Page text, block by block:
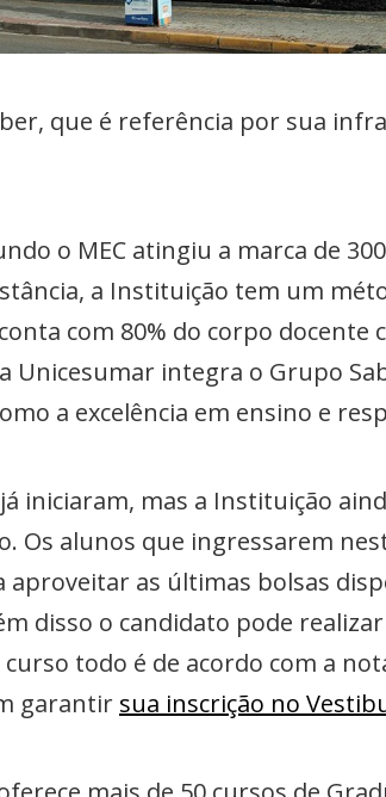
que é referência por sua
o MEC atingiu a marca de
a Instituição tem um
com 80% do corpo docente
Unicesumar integra o Grupo
a excelência em ensino e
iniciaram, mas a Instituição
Os alunos que ingressarem
as últimas bolsas
disso o candidato pode
todo é de acordo com a
garantir sua inscrição no